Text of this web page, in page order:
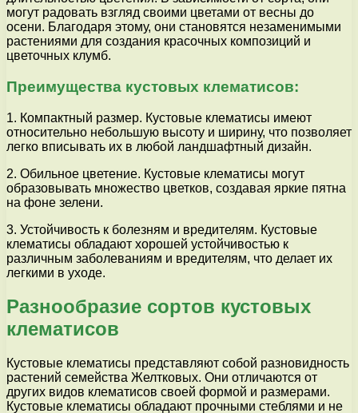
могут радовать взгляд своими цветами от весны до
осени. Благодаря этому, они становятся незаменимыми
растениями для создания красочных композиций и
цветочных клумб.
Преимущества кустовых клематисов:
1. Компактный размер. Кустовые клематисы имеют
относительно небольшую высоту и ширину, что позволяет
легко вписывать их в любой ландшафтный дизайн.
2. Обильное цветение. Кустовые клематисы могут
образовывать множество цветков, создавая яркие пятна
на фоне зелени.
3. Устойчивость к болезням и вредителям. Кустовые
клематисы обладают хорошей устойчивостью к
различным заболеваниям и вредителям, что делает их
легкими в уходе.
Разнообразие сортов кустовых
клематисов
Кустовые клематисы представляют собой разновидность
растений семейства Желтковых. Они отличаются от
других видов клематисов своей формой и размерами.
Кустовые клематисы обладают прочными стеблями и не